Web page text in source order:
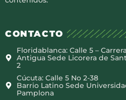
CONTACTO
Floridablanca: Calle 5 –
Antigua Sede Licorera de
2
Cúcuta: Calle 5 No 2-38
Barrio Latino Sede
Pamplona